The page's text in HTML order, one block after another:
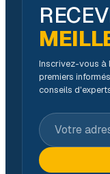
Inscrivez-vous à
premiers
conseils
Votre adresse